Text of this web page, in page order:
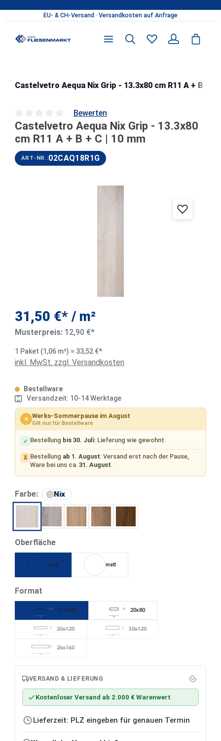
Zum Hauptinhalt springen
Castelvetro Aequa Nix Grip - 13.3x80 cm R11 A + B + C
Durchschnittliche Bewertung von 0 von 5 Sternen
Bewerten
Castelvetro Aequa Nix Grip - 13.3x80
cm R11 A + B + C | 10 mm
ART-NR.:02CAQ18R1G
31,50 €* / m²
Musterpreis: 12,90 €*
1 Paket (1,06 m²) = 33,52 €*
inkl. MwSt. zzgl. Versandkosten
Bestellware
Versandzeit: 10-14 Werktage
☀ Werks-Sommerpause im August
Gilt nur für Bestellware
✓ Bestellung bis 30. Juli: Lieferung wie gewohnt.
⏳ Bestellung ab 1. August: Versand erst nach der Pause,
Ware bei uns ca.31. August.
Farbe: Nix auswählen
Oberflächeauswählen
grip matt
Format
13,3 13,3x80 20 20x80
120
20 20x120
(Diese Option ist zurzeit nicht verfügbar.)
120
30x120
26 26x160
VERSAND & LIEFERUNG
Kostenloser Versand ab 2.000 € Warenwert
Lieferzeit: PLZ eingeben für genauen Termin